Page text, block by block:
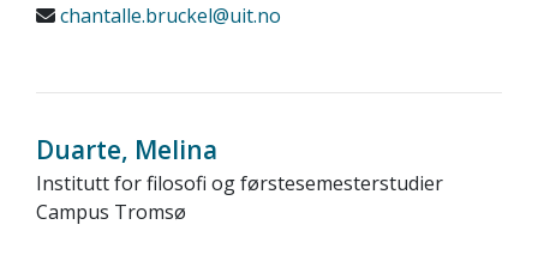
chantalle.bruckel@uit.no
Duarte, Melina
Institutt for filosofi og førstesemesterstudier
Campus Tromsø